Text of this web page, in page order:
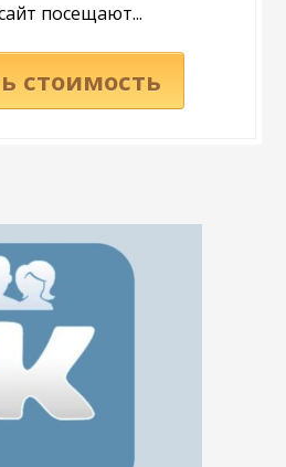
посещают...
стоимость